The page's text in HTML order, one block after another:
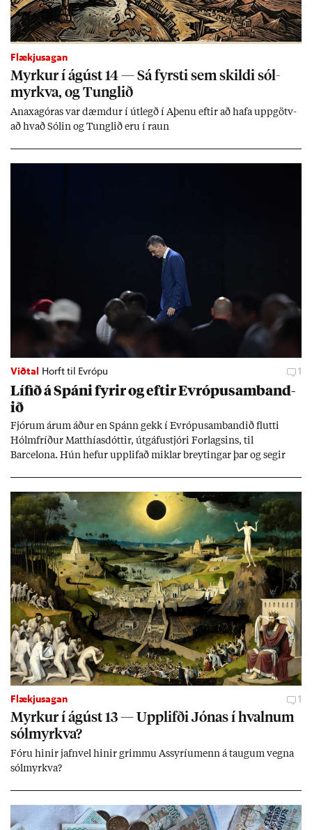
Flækjusagan
Myrk­ur í ág­úst 14 — Sá fyrsti sem skildi sól­
myrkva, og Tungl­ið
An­axagór­as var dæmd­ur í út­legð í Aþenu eft­ir að hafa upp­götv­
að hvað Sól­in og Tungl­ið eru í raun
Viðtal Horft til Evrópu 1
Líf­ið á Spáni fyr­ir og eft­ir Evr­ópu­sam­band­
ið
Fjór­um ár­um áð­ur en Spánn gekk í Evr­ópu­sam­band­ið flutti
Hólm­fríð­ur Matth­ías­dótt­ir, út­gáfu­stjóri For­lags­ins, til
Barcelona. Hún hef­ur upp­lif­að mikl­ar breyt­ing­ar þar og seg­ir
jafnt sem styrkj­um til menn­ing­ar­mála. Þá hafi katalónsk­an hlot­
ið með­byr.
Flækjusagan 1
Myrk­ur í ág­úst 13 — Upp­lifði Jón­as í hvaln­um
sól­myrkva?
Fóru hinir jafn­vel hinir grimmu Ass­yríu­menn á taug­um vegna
sól­myrkva?